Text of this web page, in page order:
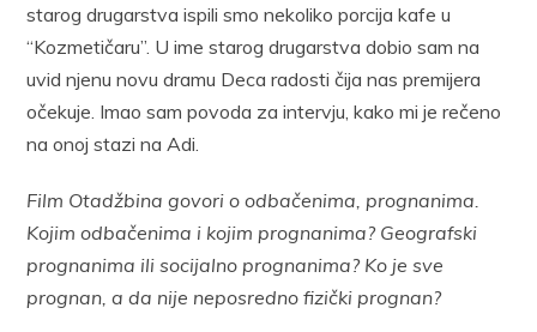
starog drugarstva ispili smo nekoliko porcija kafe u
“Kozmetičaru”. U ime starog drugarstva dobio sam na
uvid njenu novu dramu Deca radosti čija nas premijera
očekuje. Imao sam povoda za intervju, kako mi je rečeno
na onoj stazi na Adi.
Film Otadžbina govori o odbačenima, prognanima.
Kojim odbačenima i kojim prognanima? Geografski
prognanima ili socijalno prognanima? Ko je sve
prognan, a da nije neposredno fizički prognan?